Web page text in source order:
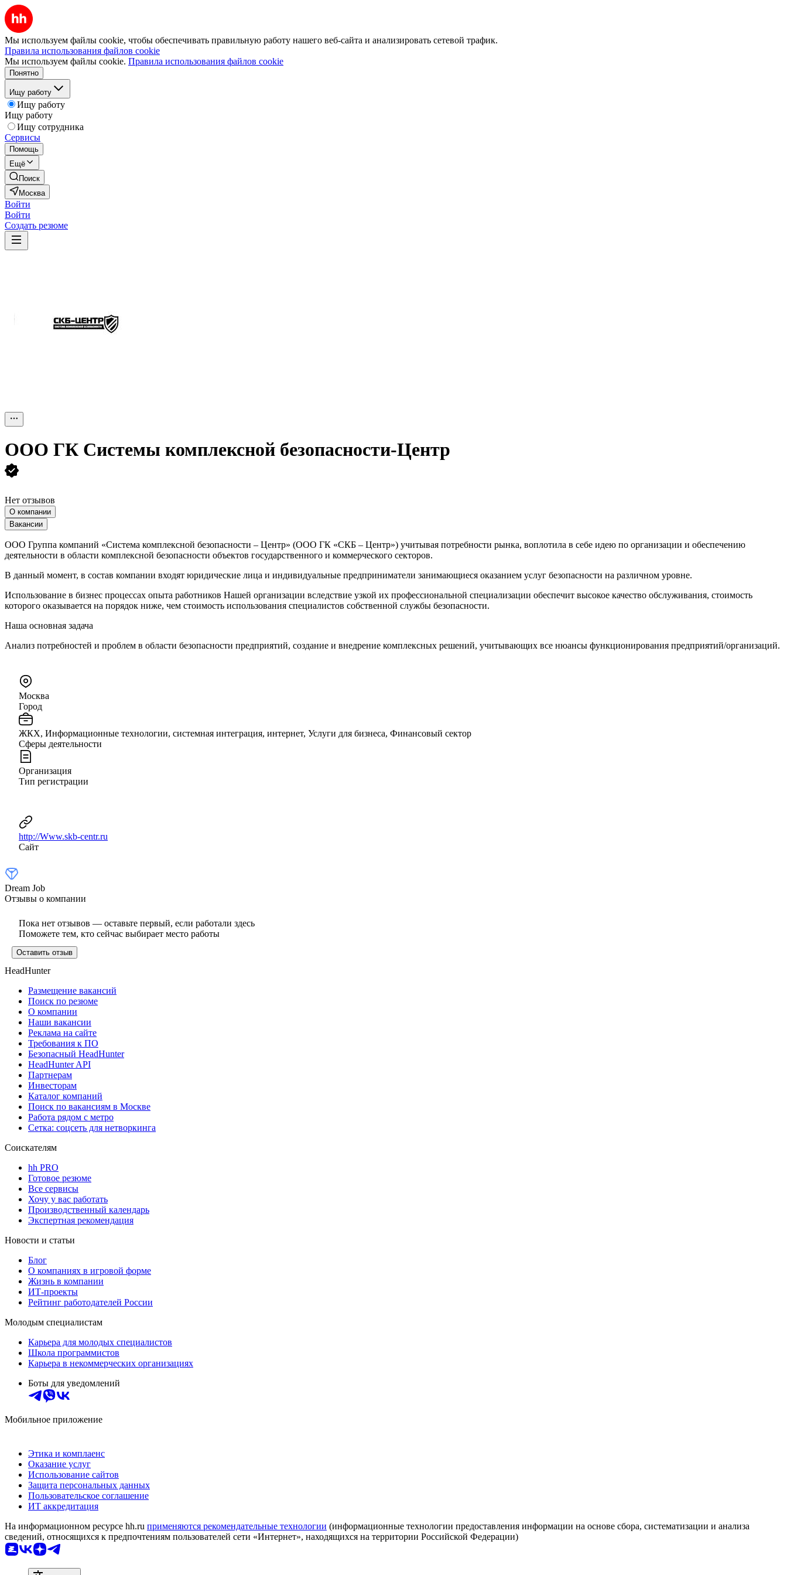
Мы используем файлы cookie, чтобы обеспечивать правильную работу нашего веб-сайта и анализировать сетевой трафик.
Правила использования файлов cookie
Мы используем файлы cookie. Правила использования файлов cookie
Понятно
Ищу работу
Ищу работу
Ищу работу
Ищу сотрудника
Сервисы
Помощь
Ещё
Поиск
Москва
Войти
Войти
Создать резюме
ООО ГК Системы комплексной безопасности-Центр
Нет отзывов
О компании
Вакансии
ООО Группа компаний «Система комплексной безопасности – Центр» (ООО ГК «СКБ – Центр») учитывая потребности рынка, воплотила в себе идею по организации и обеспечению
деятельности в области комплексной безопасности объектов государственного и коммерческого секторов.
В данный момент, в состав компании входят юридические лица и индивидуальные предприниматели занимающиеся оказанием услуг безопасности на различном уровне.
Использование в бизнес процессах опыта работников Нашей организации вследствие узкой их профессиональной специализации обеспечит высокое качество обслуживания, стоимость
которого оказывается на порядок ниже, чем стоимость использования специалистов собственной службы безопасности.
Наша основная задача
Анализ потребностей и проблем в области безопасности предприятий, создание и внедрение комплексных решений, учитывающих все нюансы функционирования предприятий/организаций.
Москва
Город
ЖКХ, Информационные технологии, системная интеграция, интернет, Услуги для бизнеса, Финансовый сектор
Сферы деятельности
Организация
Тип регистрации
http://Www.skb-centr.ru
Сайт
Dream Job
Отзывы о компании
Пока нет отзывов — оставьте первый, если работали здесь
Поможете тем, кто сейчас выбирает место работы
Оставить отзыв
HeadHunter
Размещение вакансий
Поиск по резюме
О компании
Наши вакансии
Реклама на сайте
Требования к ПО
Безопасный HeadHunter
HeadHunter API
Партнерам
Инвесторам
Каталог компаний
Поиск по вакансиям в Москве
Работа рядом с метро
Сетка: соцсеть для нетворкинга
Соискателям
hh PRO
Готовое резюме
Все сервисы
Хочу у вас работать
Производственный календарь
Экспертная рекомендация
Новости и статьи
Блог
О компаниях в игровой форме
Жизнь в компании
ИТ-проекты
Рейтинг работодателей России
Молодым специалистам
Карьера для молодых специалистов
Школа программистов
Карьера в некоммерческих организациях
Боты для уведомлений
Мобильное приложение
Этика и комплаенс
Оказание услуг
Использование сайтов
Защита персональных данных
Пользовательское соглашение
ИТ аккредитация
На информационном ресурсе hh.ru применяются рекомендательные технологии (информационные технологии предоставления информации на основе сбора, систематизации и анализа
сведений, относящихся к предпочтениям пользователей сети «Интернет», находящихся на территории Российской Федерации)